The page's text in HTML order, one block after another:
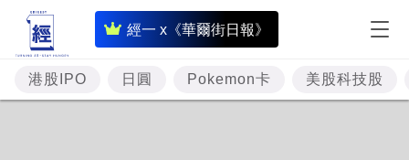
經一 x《華爾街日報》
即
時
財
經
港股IPO 日圓 Pokemon卡 美股科技股